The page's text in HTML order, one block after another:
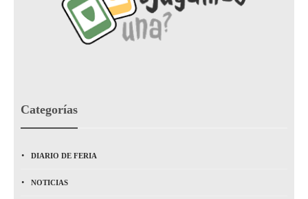
Categorías
DIARIO DE FERIA
NOTICIAS